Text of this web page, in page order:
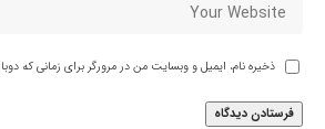
ذخیره نام، ایمیل و وبسایت من در مرورگر برای زمانی که